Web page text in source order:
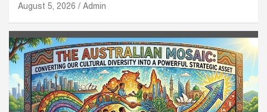
August 5, 2026 Admin